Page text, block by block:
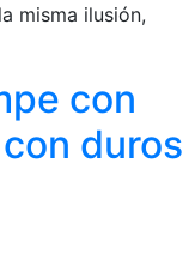
misma ilusión,
con
con duros